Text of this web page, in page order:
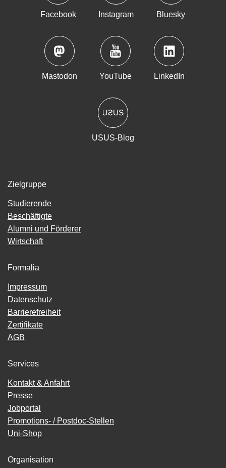
Facebook Instagram Bluesky
Mastodon YouTube LinkedIn
USUS-Blog
Zielgruppe
Studierende
Beschäftigte
Alumni und Förderer
Wirtschaft
Formalia
Impressum
Datenschutz
Barrierefreiheit
Zertifikate
AGB
Services
Kontakt & Anfahrt
Presse
Jobportal
Promotions- / Postdoc-Stellen
Uni-Shop
Organisation